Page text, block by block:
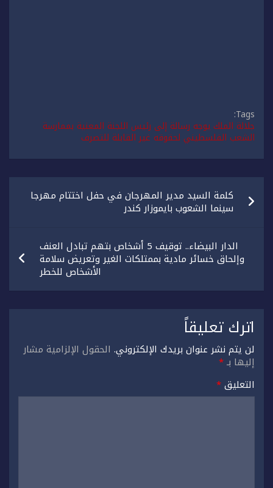
Tags:
جلالة الملك يوجه رسالة إلى رئيس اللجنة المعنية بممارسة
الشعب الفلسطيني لحقوقه غير القابلة للتصرف
تصفّح
المقالاتكلمة السيد مدير المهرجان في حفل اختتام مهرجا
سينما الشعوب بايموزار كندر
الدار البيضاء.. توقيف 5 أشخاص بتهم تبادل العنف
وإلحاق خسائر مادية بممتلكات الغير وتعريض سلامة
الأشخاص للخطر
اترك تعليقاً
لن يتم نشر عنوان بريدك الإلكتروني. الحقول الإلزامية مشار
إليها بـ*
التعليق*